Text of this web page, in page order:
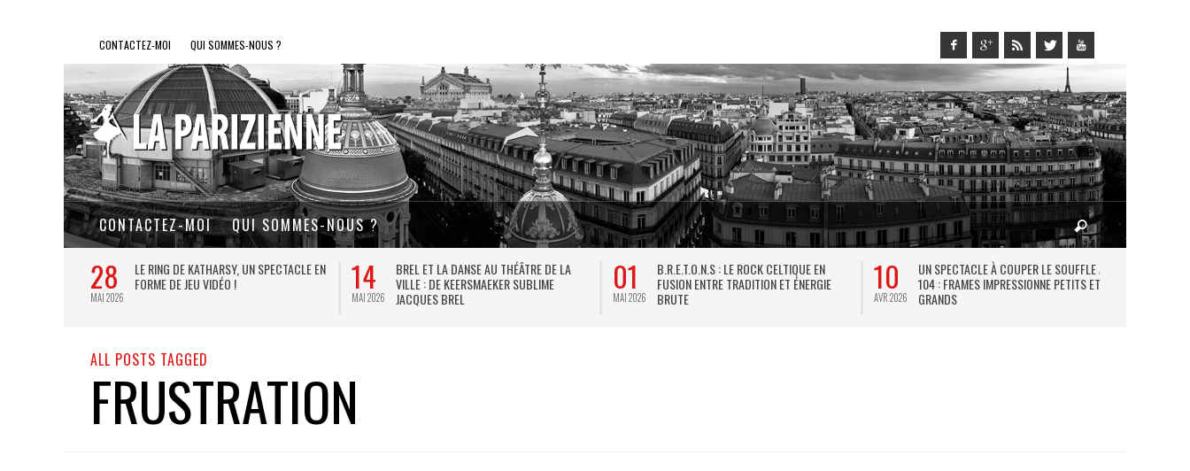
CONTACTEZ-MOI QUI SOMMES-NOUS ?
CONTACTEZ-MOI QUI SOMMES-NOUS ?
28
MAI 2026
LE RING DE KATHARSY, UN SPECTACLE EN
FORME DE JEU VIDÉO !
14
MAI 2026
BREL ET LA DANSE AU THÉÂTRE DE LA
VILLE : DE KEERSMAEKER SUBLIME
JACQUES BREL
01
MAI 2026
B.R.E.T.O.N.S : LE ROCK CELTIQUE EN
FUSION ENTRE TRADITION ET ÉNERGIE
BRUTE
10
AVR 2026
UN SPECTACLE À COUPER LE SOUFFLE AU
104 : FRAMES IMPRESSIONNE PETITS ET
GRANDS
ALL POSTS TAGGED
FRUSTRATION